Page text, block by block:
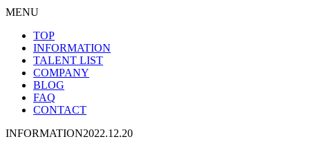
MENU
TOP
INFORMATION
TALENT LIST
COMPANY
BLOG
FAQ
CONTACT
INFORMATION2022.12.20